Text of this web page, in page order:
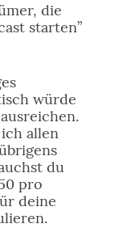
die
starten”
würde
allen
du
pro
deine